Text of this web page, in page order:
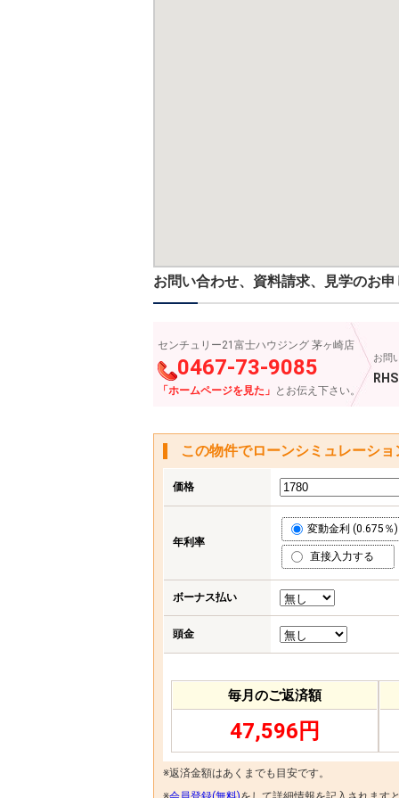
お問い合わせ、資料請求、見学のお
センチュリー21富士ハウジング 茅ヶ崎店
0467-73-9085
「ホームページを見た」 とお伝え下さい。
お問
この物件でローンシミュレーショ
価格
年利率
変動金利 (0.675％)
直接入力する
ボーナス払い
頭金
毎月のご返済額
47,596円
※返済金額はあくまでも目安です。